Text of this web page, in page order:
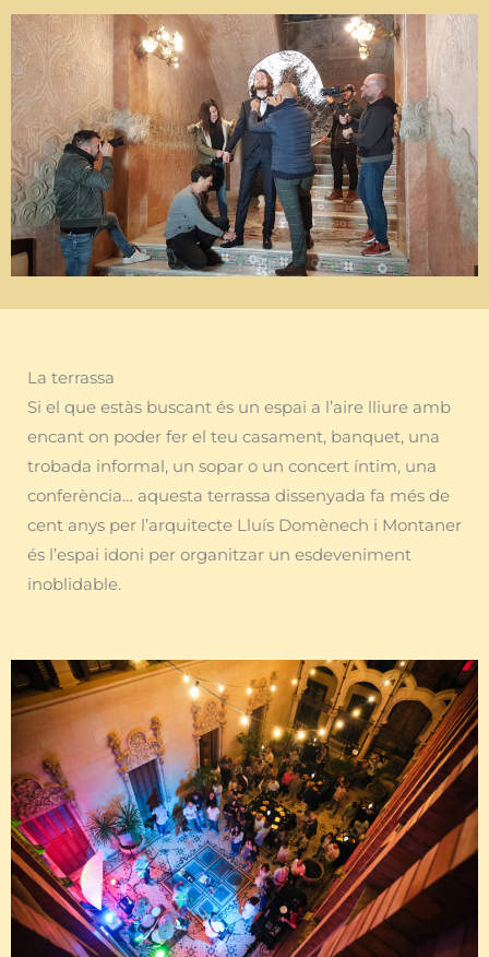
La terrassa
Si el que estàs buscant és un espai a l’aire lliure amb
encant on poder fer el teu casament, banquet, una
trobada informal, un sopar o un concert íntim, una
conferència… aquesta terrassa dissenyada fa més de
cent anys per l’arquitecte Lluís Domènech i Montaner
és l’espai idoni per organitzar un esdeveniment
inoblidable.